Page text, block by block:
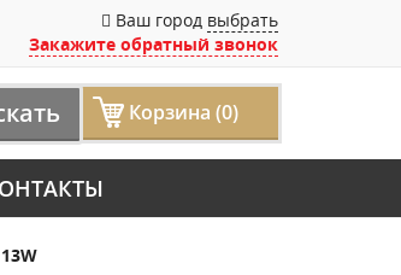
Ваш город выбрать
Закажите обратный звонок
Корзина (0)